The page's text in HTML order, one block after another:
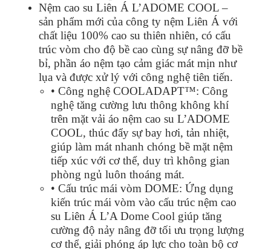
Nệm cao su Liên Á L’ADOME COOL –
sản phẩm mới của công ty nệm Liên Á với
chất liệu 100% cao su thiên nhiên, có cấu
trúc vòm cho độ bề cao cùng sự nâng đỡ bề
bỉ, phần áo nệm tạo cảm giác mát mịn như
lụa và được xử lý với công nghệ tiên tiến.
• Công nghệ COOLADAPT™: Công
nghệ tăng cường lưu thông không khí
trên mặt vải áo nệm cao su L’ADOME
COOL, thúc đẩy sự bay hơi, tản nhiệt,
giúp làm mát nhanh chóng bề mặt nệm
tiếp xúc với cơ thể, duy trì không gian
phòng ngủ luôn thoáng mát.
• Cấu trúc mái vòm DOME: Ứng dụng
kiến trúc mái vòm vào cấu trúc nệm cao
su Liên Á L’A Dome Cool giúp tăng
cường độ nảy nâng đỡ tối ưu trọng lượng
cơ thể, giải phóng áp lực cho toàn bộ cơ